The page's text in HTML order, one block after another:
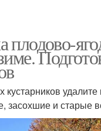
плодово-
кустарников
засохшие и старые